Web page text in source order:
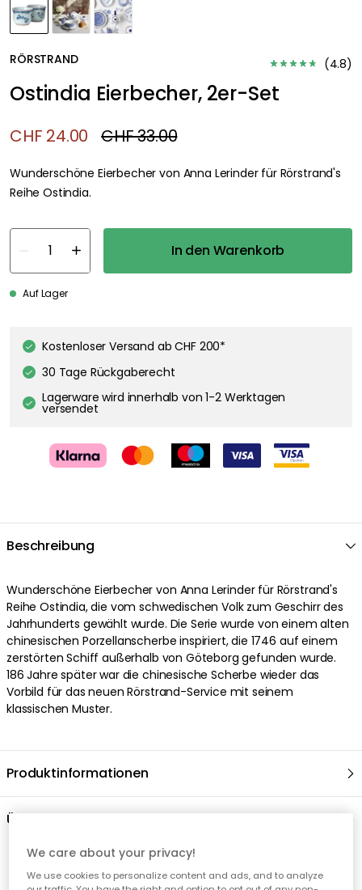
RÖRSTRAND (4.8)
Ostindia Eierbecher, 2er-Set
CHF 24.00 CHF 33.00
Wunderschöne Eierbecher von Anna Lerinder für Rörstrand's
Reihe Ostindia.
In den Warenkorb
Auf Lager
Kostenloser Versand ab CHF 200*
30 Tage Rückgaberecht
Lagerware wird innerhalb von 1-2 Werktagen
versendet
Beschreibung
Wunderschöne Eierbecher von Anna Lerinder für Rörstrand's
Reihe Ostindia, die vom schwedischen Volk zum Geschirr des
Jahrhunderts gewählt wurde. Die Serie wurde von einem alten
chinesischen Porzellanscherbe inspiriert, die 1746 auf einem
zerstörten Schiff außerhalb von Göteborg gefunden wurde.
186 Jahre später war die chinesische Scherbe wieder das
Vorbild für das neuen Rörstrand-Service mit seinem
klassischen Muster.
Produktinformationen
Über die Marke
We care about your privacy!
We use cookies to personalize content and ads, and to analyze